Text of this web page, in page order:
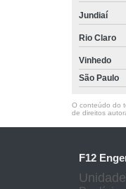
Jundiaí
Rio Claro
Vinhedo
São Paulo
O conteúdo do
de direitos
F12